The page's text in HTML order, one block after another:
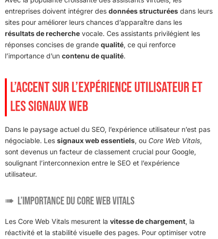
entreprises doivent intégrer des données structurées dans leurs
sites pour améliorer leurs chances d’apparaître dans les
résultats de recherche vocale. Ces assistants privilégient les
réponses concises de grande qualité, ce qui renforce
l’importance d’un contenu de qualité.
L’ACCENT SUR L’EXPÉRIENCE UTILISATEUR ET
LES SIGNAUX WEB
Dans le paysage actuel du SEO, l’expérience utilisateur n’est pas
négociable. Les signaux web essentiels, ou Core Web Vitals,
sont devenus un facteur de classement crucial pour Google,
soulignant l’interconnexion entre le SEO et l’expérience
utilisateur.
L’importance du Core Web Vitals
Les Core Web Vitals mesurent la vitesse de chargement, la
réactivité et la stabilité visuelle des pages. Pour optimiser votre